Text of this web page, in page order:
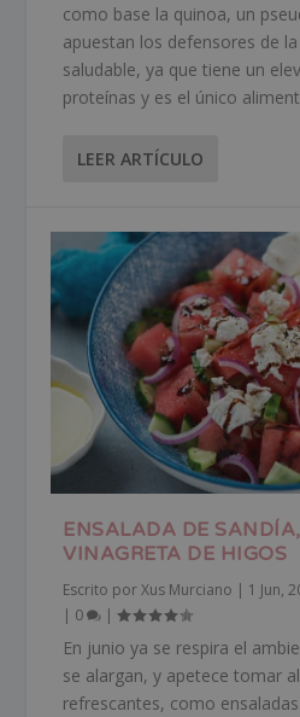
como base la quinoa, un
apuestan los defensores de
saludable, ya que tiene un
proteínas y es el único
LEER ARTÍCULO
ENSALADA DE
VINAGRETA DE HIGOS
Escrito porXus Murciano | 1 Jun,
| 0 |
En junio ya se respira el
se alargan, y apetece tomar
refrescantes, como